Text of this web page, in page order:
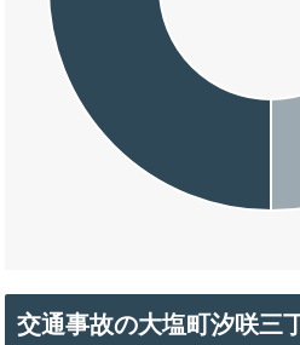
交通事故の大塩町汐咲三